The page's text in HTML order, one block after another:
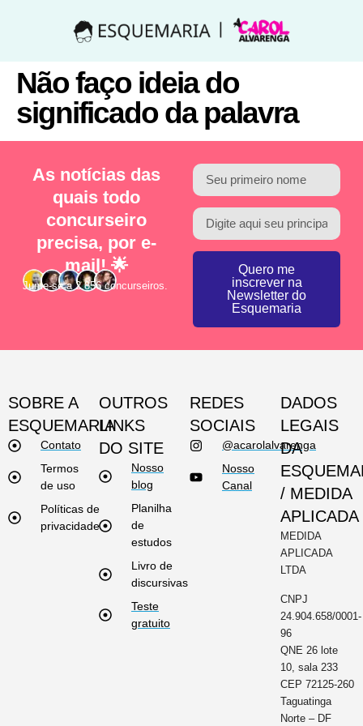
Não faço ideia do
significado da palavra
As notícias das
quais todo
concurseiro
precisa, por e-
mail! 🌟
Junte-se a 2.856 concurseiros.
Quero me
inscrever na
Newsletter do
Esquemaria
SOBRE A
ESQUEMARIA
Contato
Termos
de uso
Políticas de
privacidade
OUTROS
LINKS
DO SITE
Nosso
blog
Planilha
de
estudos
Livro de
discursivas
Teste
gratuito
REDES
SOCIAIS
@acarolalvarenga
Nosso
Canal
DADOS
LEGAIS
DA
/ MEDIDA
APLICADA
MEDIDA
APLICADA
LTDA
CNPJ
24.904.658/0001-
96
QNE 26 lote
10, sala 233
CEP 72125-260
Taguatinga
Norte – DF